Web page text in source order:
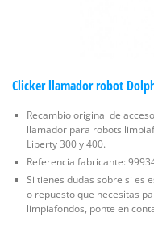
Clicker llamador robot
Recambio original de
llamador para robots
Liberty 300 y 400.
Referencia fabricante:
Si tienes dudas sobre si es
o repuesto que necesitas
limpiafondos, ponte en